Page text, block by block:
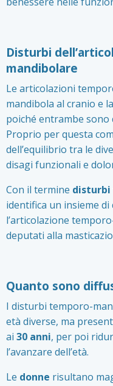
Disturbi
mandibolare
Le articolazioni
mandibola al cranio e
poiché entrambe sono
Proprio per questa
dell’equilibrio tra le
disagi funzionali e
Con il termine disturbi
identifica un insieme
l’articolazione
deputati alla
Quanto sono
I disturbi temporo-
età diverse, ma
ai 30 anni, per poi
l’avanzare dell’età.
Le donne risultano